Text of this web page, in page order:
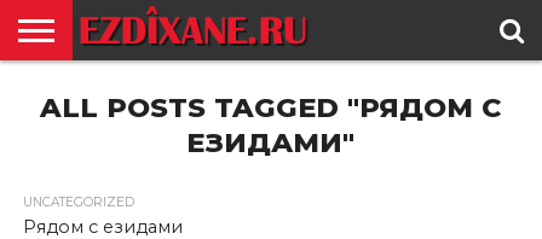
ЕЗИДИЗМ
НОВОСТИ
ИСТОРИЯ
КУЛЬТУРА
КОНТАКТ
ALL POSTS TAGGED "РЯДОМ С
ЕЗИДАМИ"
UNCATEGORIZED
Рядом с езидами